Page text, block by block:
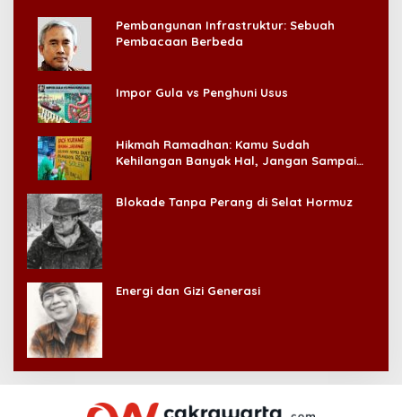
Pembangunan Infrastruktur: Sebuah
Pembacaan Berbeda
Impor Gula vs Penghuni Usus
Hikmah Ramadhan: Kamu Sudah
Kehilangan Banyak Hal, Jangan Sampai
Blokade Tanpa Perang di Selat Hormuz
Energi dan Gizi Generasi